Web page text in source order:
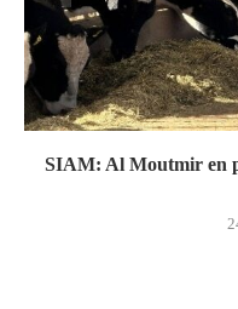
SIAM: Al Moutmir en